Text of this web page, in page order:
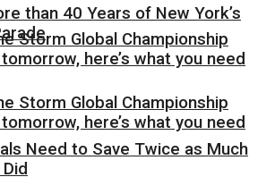
Storm Global Championship
here’s what you need
Need to Save Twice as Much
than 40 Years of New York’s
Storm Global Championship
here’s what you need